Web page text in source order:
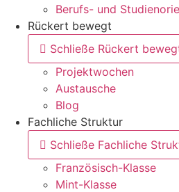
Berufs- und
Rückert bewegt
Schließe Rückert
Projektwochen
Austausche
Blog
Fachliche Struktur
Schließe Fachliche
Französisch-Klasse
Mint-Klasse